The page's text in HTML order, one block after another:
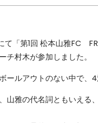
て「第1回 松本山雅FC
村木が参加しました。
ールアウトのない中で、
山雅の代名詞ともいえる